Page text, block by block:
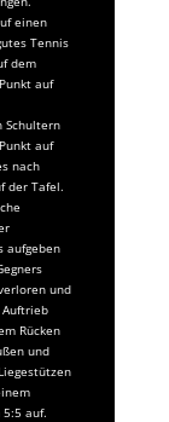
einen
Tennis
dem
auf
Schultern
auf
nach
der Tafel.
aufgeben
und
Auftrieb
Rücken
und
auf.